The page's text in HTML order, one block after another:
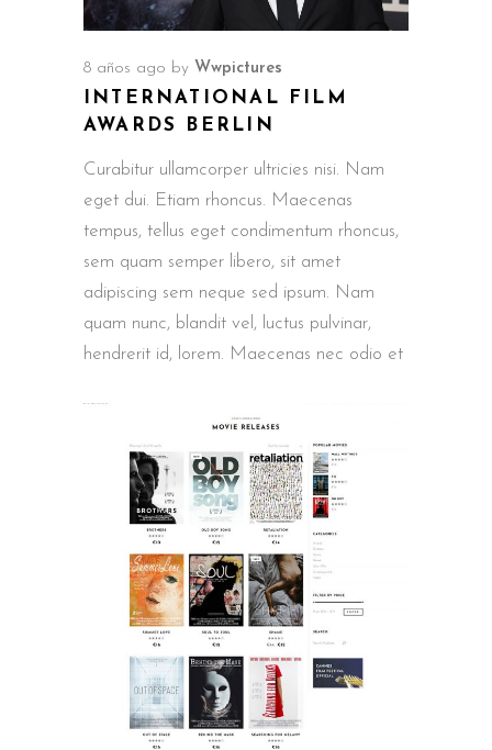
8 años ago by Wwpictures
INTERNATIONAL FILM
AWARDS BERLIN
Curabitur ullamcorper ultricies nisi. Nam
eget dui. Etiam rhoncus. Maecenas
tempus, tellus eget condimentum rhoncus,
sem quam semper libero, sit amet
adipiscing sem neque sed ipsum. Nam
quam nunc, blandit vel, luctus pulvinar,
hendrerit id, lorem. Maecenas nec odio et